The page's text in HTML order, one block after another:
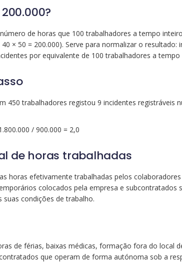
de horas que 100 trabalhadores a tempo
× 50 = 200.000). Serve para normalizar o
por equivalente de 100 trabalhadores a
450 trabalhadores registou 9 incidentes registráveis
/ 900.000 = 2,0
de horas trabalhadas
horas efetivamente trabalhadas pelos
colocados pela empresa e subcontratados
condições de trabalho.
de férias, baixas médicas, formação fora do local
que operam de forma autónoma sob a